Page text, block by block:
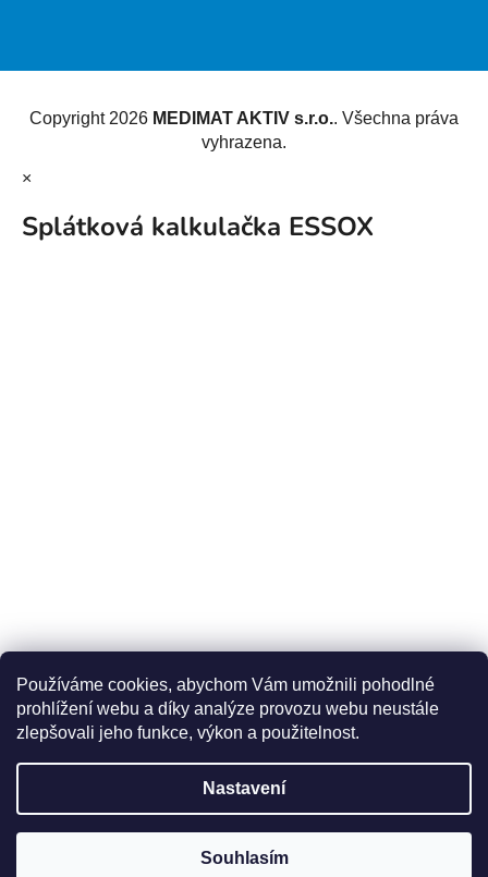
Používáme cookies, abychom Vám umožnili pohodlné
prohlížení webu a díky analýze provozu webu neustále
zlepšovali jeho funkce, výkon a použitelnost.
Nastavení
Souhlasím
Copyright 2026 MEDIMAT AKTIV s.r.o.. Všechna práva
vyhrazena.
×
Splátková kalkulačka ESSOX